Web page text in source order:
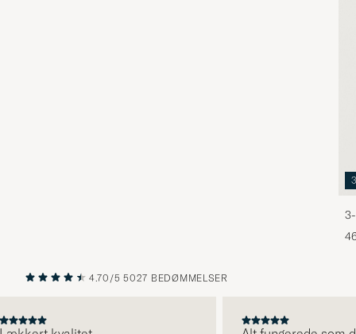
NÆSTE
4.70/5 5027 BEDØMMELSER